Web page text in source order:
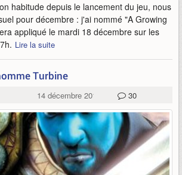
habitude depuis le lancement du jeu, nous
pour décembre : j'ai nommé "A Growing
appliqué le mardi 18 décembre sur les
Lire la suite
Turbine
14 décembre 2012 30